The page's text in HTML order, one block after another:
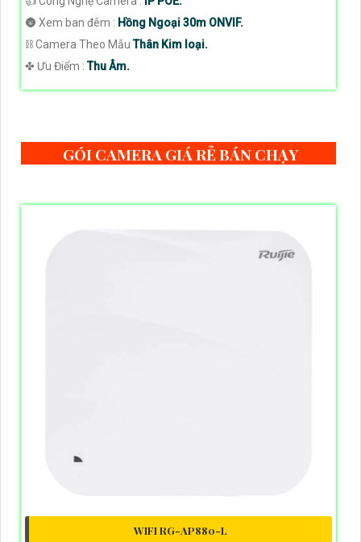
🌚 Xem ban đêm : Hồng Ngoại 30m ONVIF.
⛓ Camera Theo MẫuThân Kim loại.
️✤ Ưu Điểm :Thu Âm.
GÓI CAMERA GIÁ RẺ BÁN CHẠY
WIFI RG-AP880-L